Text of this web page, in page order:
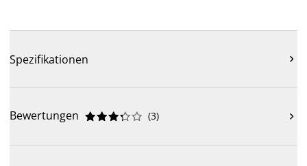
Spezifikationen 
Bewertungen 




 (3) 